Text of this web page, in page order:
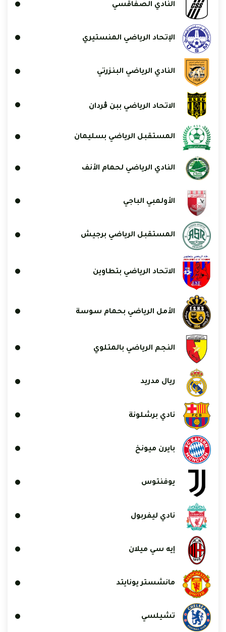
النادي الصفاقسي
الإتحاد الرياضي المنستيري
النادي الرياضي البنزرتي
الاتحاد الرياضي ببن ڨردان
المستقبل الرياضي بسليمان
النادي الرياضي لحمام الأنف
الأولمبي الباجي
المستقبل الرياضي برجيش
الاتحاد الرياضي بتطاوين
الأمل الرياضي بحمام سوسة
النجم الرياضي بالمتلوي
ريال مدريد
نادي برشلونة
بايرن ميونخ
يوفنتوس
نادي ليفربول
إيه سي ميلان
مانشستر يونايتد
تشيلسي